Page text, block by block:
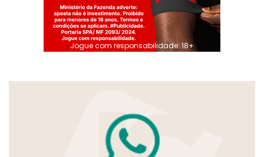
Jogue com responsabilidade. 18+